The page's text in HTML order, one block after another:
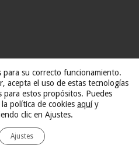
G13 Estudio Creativo
de El Rosario
para su correcto funcionamiento.
acepta el uso de estas tecnologías
estos propósitos. Puedes
política de cookies aquíy
clic en Ajustes.
Ajustes